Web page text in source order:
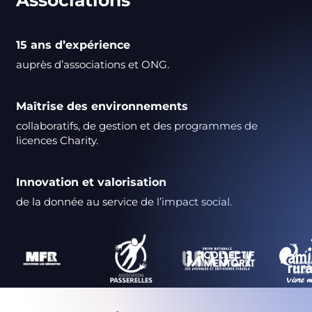
15 ans d’expérience
auprès d’associations et ONG.
Maîtrise des environnements
collaboratifs, de gestion et des programmes de
licences Charity.
Innovation et valorisation
de la donnée au service de l’impact social.